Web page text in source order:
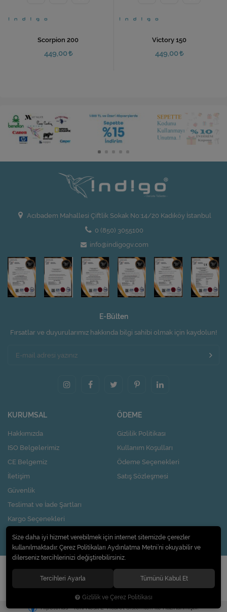
Scorpion 200
449,00
Victory 150
449,00
Acıbadem Mahallesi Çiftlik Sokak No:14/20 Kadıköy İstanbul
0 (850) 3055100
info@indigogv.com
E-Bülten
Fırsatlar ve duyurularımız hakkında bilgi sahibi olmak için kaydolun!
KURUMSAL
Hakkımızda
ISO Belgelerimiz
CE Belgemiz
İletişim
Güvenlik
Teslimat ve İade Şartları
Kargo Seçenekleri
Nasıl Kupon Kazanırım?
ÖDEME
Gizlilik Politikası
Kullanım Koşulları
Ödeme Seçenekleri
Satış Sözleşmesi
© 2020Pi Design İç ve Dış Ticaret Limited Şirketi. Tüm hakları saklıdır.
Hipotenüs Yeni Nesil E-Ticaret Sistemleri ile Hazırlanmıştır.
Size daha iyi hizmet verebilmek için internet sitemizde çerezler
kullanılmaktadır. Çerez Politikaları Aydınlatma Metni’ni okuyabilir ve
dilerseniz tercihlerinizi değiştirebilirsiniz.
Tercihleri Ayarla Tümünü Kabul Et
Gizlilik ve Çerez Politikası